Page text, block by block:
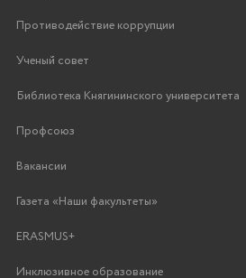
Противодействие коррупции
Ученый совет
Библиотека Княгининского университета
Профсоюз
Вакансии
Газета «Наши факультеты»
ERASMUS+
Инклюзивное образование